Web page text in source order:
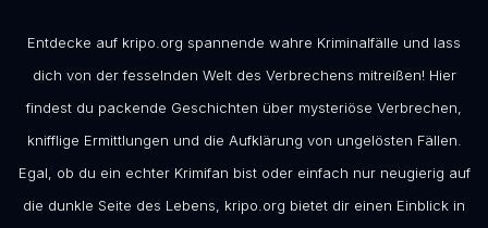
Entdecke auf kripo.org spannende wahre Kriminalfälle und lass
dich von der fesselnden Welt des Verbrechens mitreißen! Hier
findest du packende Geschichten über mysteriöse Verbrechen,
knifflige Ermittlungen und die Aufklärung von ungelösten Fällen.
Egal, ob du ein echter Krimifan bist oder einfach nur neugierig auf
die dunkle Seite des Lebens, kripo.org bietet dir einen Einblick in